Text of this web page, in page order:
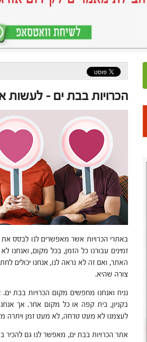
הכרויות בבת ים – לעשות
באתרי הכרויות אשר מאפשרים לנו לבסס את
זמינים עבורנו כל הזמן, בכל מקום, ואנחנו
האתר, ואם זה לא נראה לנו, אנחנו יכולים
צורה שהיא.
נניח ואנחנו מחפשים מקום הכרויות בבת
בקניון, בית קפה או כל מקום אחר. אך
לעצמנו לא מעט טרחה, לא מעט זמן ויתרה
אתר הכרויות בבת ים, מאפשר לנו גם להכיר